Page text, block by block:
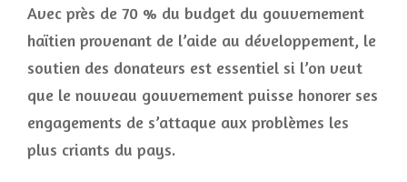
Avec près de 70 % du budget du gouvernement
haïtien provenant de l’aide au développement, le
soutien des donateurs est essentiel si l’on veut
que le nouveau gouvernement puisse honorer ses
engagements de s’attaque aux problèmes les
plus criants du pays.